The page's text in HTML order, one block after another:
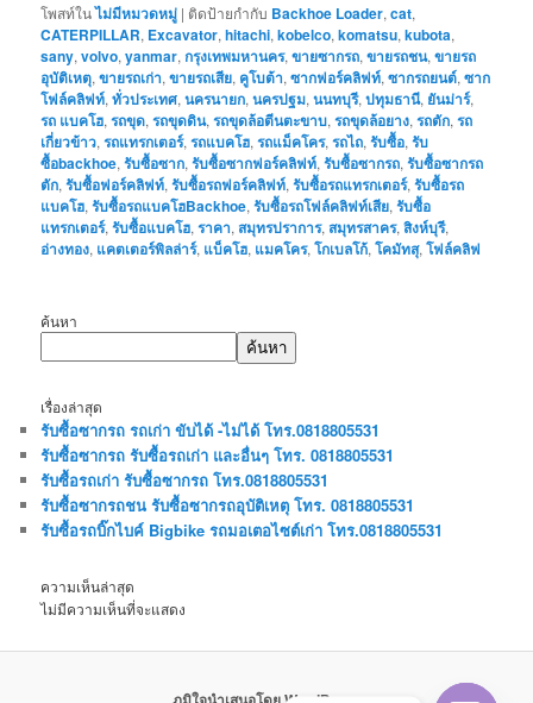
โพสท์ในไม่มีหมวดหมู่ | ติดป้ายกำกับ Backhoe Loader,cat,
CATERPILLAR, Excavator,hitachi,kobelco,komatsu,kubota,
sany,volvo,yanmar,กรุงเทพมหานคร,ขายซากรถ,ขายรถชน,ขายรถ
อุบัติเหตุ,ขายรถเก่า,ขายรถเสีย, คูโบต้า,ซากฟอร์คลิฟท์,ซากรถยนต์,ซาก
โฟล์คลิฟท์,ทั่วประเทศ,นครนายก,นครปฐม,นนทบุรี,ปทุมธานี, ยันม่าร์,
รถ แบคโฮ,รถขุด,รถขุดดิน,รถขุดล้อตีนตะขาบ,รถขุดล้อยาง,รถตัก,รถ
เกี่ยวข้าว,รถแทรกเตอร์,รถแบคโฮ,รถแม็คโคร,รถไถ,รับซื้อ,รับ
ซื้อbackhoe,รับซื้อซาก,รับซื้อซากฟอร์คลิฟท์,รับซื้อซากรถ,รับซื้อซากรถ
ตัก,รับซื้อฟอร์คลิฟท์,รับซื้อรถฟอร์คลิฟท์,รับซื้อรถแทรกเตอร์,รับซื้อรถ
แบคโฮ,รับซื้อรถแบคโฮBackhoe,รับซื้อรถโฟล์คลิฟท์เสีย,รับซื้อ
แทรกเตอร์,รับซื้อแบคโฮ,ราคา, สมุทรปราการ, สมุทรสาคร,สิงห์บุรี,
อ่างทอง, แคตเตอร์พิลล่าร์, แบ็คโฮ, แมคโคร,โกเบลโก้,โคมัทสุ,โฟล์คลิฟ
ค้นหา
ค้นหา
เรื่องล่าสุด
รับซื้อซากรถ รถเก่า ขับได้ -ไม่ได้ โทร.0818805531
รับซื้อซากรถ รับซื้อรถเก่า และอื่นๆ โทร. 0818805531
รับซื้อรถเก่า รับซื้อซากรถ โทร.0818805531
รับซื้อซากรถชน รับซื้อซากรถอุบัติเหตุ โทร. 0818805531
รับซื้อรถบิ๊กไบค์ Bigbike รถมอเตอไซต์เก่า โทร.0818805531
ความเห็นล่าสุด
ไม่มีความเห็นที่จะแสดง